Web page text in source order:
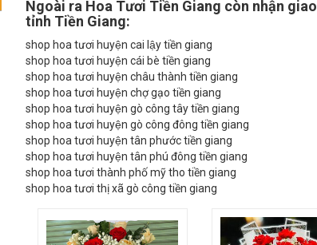
rực rỡ sắc màu và mang nhiều ý nghĩa.
Ngoài ra Hoa Tươi Tiền Giang còn nhận
tỉnh Tiền Giang:
shop hoa tươi huyện cai lậy tiền giang
shop hoa tươi huyện cái bè tiền giang
shop hoa tươi huyện châu thành tiền giang
shop hoa tươi huyện chợ gạo tiền giang
shop hoa tươi huyện gò công tây tiền giang
shop hoa tươi huyện gò công đông tiền giang
shop hoa tươi huyện tân phước tiền giang
shop hoa tươi huyện tân phú đông tiền giang
shop hoa tươi thành phố mỹ tho tiền giang